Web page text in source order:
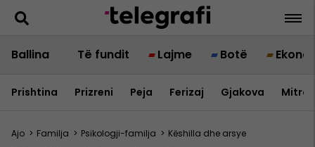
Ballina Të fundit Lajme Botë
Prishtina Prizreni Peja Ferizaj Gjakova
Ajo > Familja > Psikologji-familja > Këshilla dhe arsye